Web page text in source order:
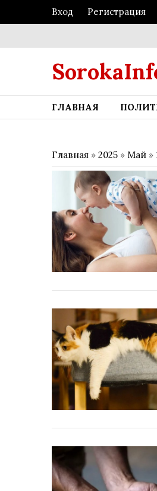
Вход Регистрация
ГЛАВНАЯ
Главная » 2025 » Май »